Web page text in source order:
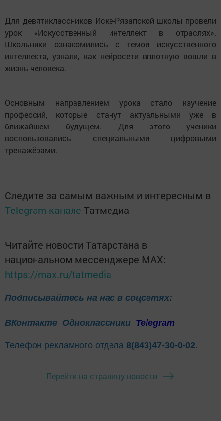
Для девятиклассников Иске-Рязапской школы провели
урок «Искусственный интеллект в отраслях».
Школьники ознакомились с темой искусственного
интеллекта, узнали, как нейросети вплотную вошли в
жизнь человека.
Основным направлением урока стало изучение
профессий, которые станут актуальными уже в
ближайшем будущем. Для этого ученики
воспользовались специальными цифровыми
тренажёрами.
Следите за самым важным и интересным в
Telegram-канале Татмедиа
Читайте новости Татарстана в
национальном мессенджере MАХ:
https://max.ru/tatmedia
Подписывайтесь на нас в соцсетях:
ВКонтакте Одноклассники Telegram
Телефон рекламного отдела 8(843)47-30-0-02.
Перейти на страницу новости